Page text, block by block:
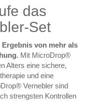
das
Set
von mehr als
Mit MicroDrop®
Alters eine sichere,
und eine
Vernebler sind
strengsten Kontrollen